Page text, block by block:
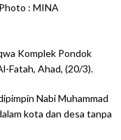
: MINA
Komplek Pondok
Fatah, Ahad, (20/3).
Nabi Muhammad
kota dan desa tanpa